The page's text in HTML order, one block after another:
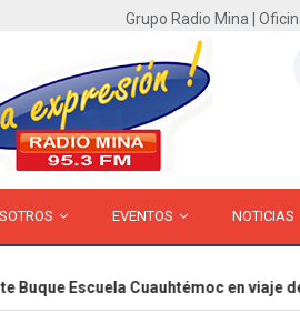
Grupo Radio Mina |
EVENTOS NOTICIAS
Escuela Cuauhtémoc en viaje de